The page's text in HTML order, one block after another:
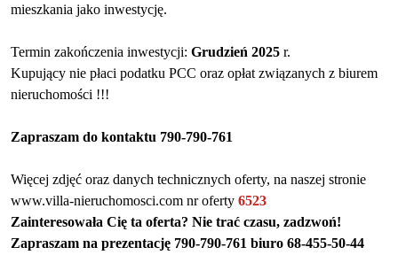
mieszkania jako inwestycję.
Termin zakończenia inwestycji: Grudzień 2025 r.
Kupujący nie płaci podatku PCC oraz opłat związanych z biurem
nieruchomości !!!
Zapraszam do kontaktu 790-790-761
Więcej zdjęć oraz danych technicznych oferty, na naszej stronie
www.villa-nieruchomosci.com nr oferty 6523
Zainteresowała Cię ta oferta? Nie trać czasu, zadzwoń!
Zapraszam na prezentację 790-790-761 biuro 68-455-50-44